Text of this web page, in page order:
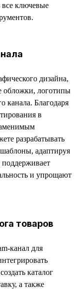
все ключевые
дизайна,
обложки, логотипы
канала. Благодаря
в
разрабатывать
адаптируя
поддерживает
и упрощают
товаров
канал для
каталог
а также